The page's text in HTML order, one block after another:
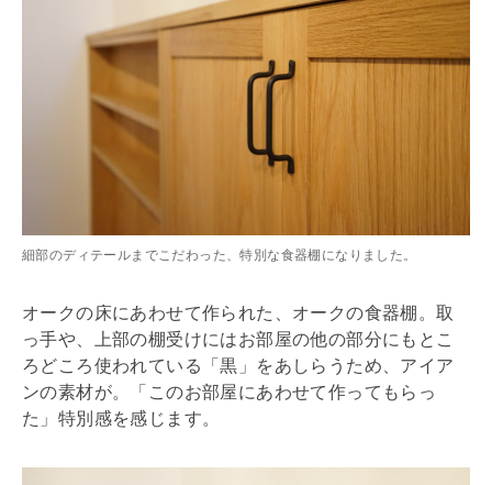
細部のディテールまでこだわった、特別な食器棚になりました。
オークの床にあわせて作られた、オークの食器棚。取
っ手や、上部の棚受けにはお部屋の他の部分にもとこ
ろどころ使われている「黒」をあしらうため、アイア
ンの素材が。「このお部屋にあわせて作ってもらっ
た」特別感を感じます。